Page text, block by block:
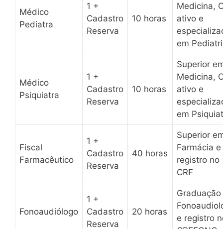
Médico
Pediatra
1 +
Cadastro
Reserva
10 horas
Medicina,
ativo e
em
Médico
Psiquiatra
1 +
Cadastro
Reserva
10 horas
Superior
Medicina,
ativo e
em
Fiscal
Farmacêutico
1 +
Cadastro
Reserva
40 horas
Superior
Farmácia e
registro no
CRF
Fonoaudiólogo
1 +
Cadastro
Reserva
20 horas
e registro